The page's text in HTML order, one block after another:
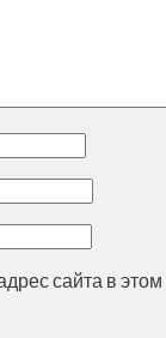
сайта в